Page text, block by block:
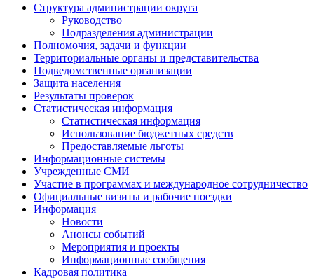
Структура администрации округа
Руководство
Подразделения администрации
Полномочия, задачи и функции
Территориальные органы и представительства
Подведомственные организации
Защита населения
Результаты проверок
Статистическая информация
Статистическая информация
Использование бюджетных средств
Предоставляемые льготы
Информационные системы
Учрежденные СМИ
Участие в программах и международное сотрудничество
Официальные визиты и рабочие поездки
Информация
Новости
Анонсы событий
Мероприятия и проекты
Информационные сообщения
Кадровая политика